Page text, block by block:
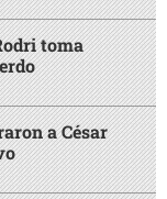
toma
a César